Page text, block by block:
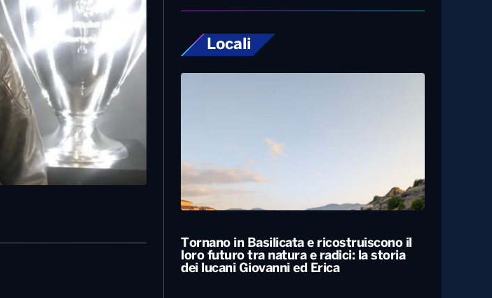
Locali
Tornano in Basilicata e ricostruiscono il
loro futuro tra natura e radici: la storia
dei lucani Giovanni ed Erica